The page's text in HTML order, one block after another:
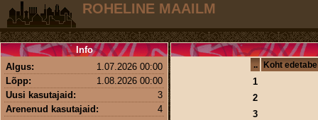
ROHELINE MAAILM
.. Koht
1
2
3
Info
Algus:
1.07.2026 00:00
Lõpp:
1.08.2026 00:00
Uusi kasutajaid:
3
Arenenud kasutajaid:
4